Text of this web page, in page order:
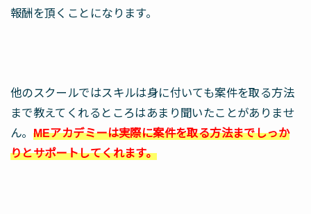
報酬を頂くことになります。
他のスクールではスキルは身に付いても案件を取る方法
まで教えてくれるところはあまり聞いたことがありませ
ん。 MEアカデミーは実際に案件を取る方法までしっか
りとサポートしてくれます。